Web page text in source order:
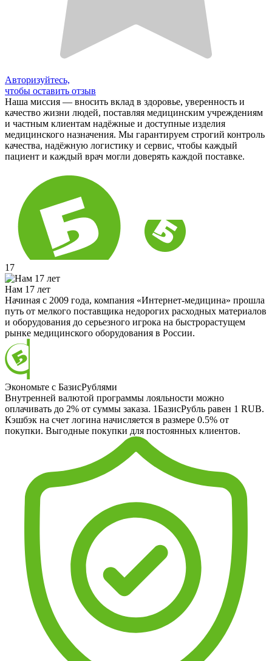
Авторизуйтесь,
чтобы оставить отзыв
Наша миссия — вносить вклад в здоровье, уверенность и
качество жизни людей, поставляя медицинским учреждениям
и частным клиентам надёжные и доступные изделия
медицинского назначения. Мы гарантируем строгий контроль
качества, надёжную логистику и сервис, чтобы каждый
пациент и каждый врач могли доверять каждой поставке.
17
Нам 17 лет
Начиная с 2009 года, компания «Интернет-медицина» прошла
путь от мелкого поставщика недорогих расходных материалов
и оборудования до серьезного игрока на быстрорастущем
рынке медицинского оборудования в России.
Экономьте с БазисРублями
Внутренней валютой программы лояльности можно
оплачивать до 2% от суммы заказа. 1БазисРубль равен 1 RUB.
Кэшбэк на счет логина начисляется в размере 0.5% от
покупки. Выгодные покупки для постоянных клиентов.